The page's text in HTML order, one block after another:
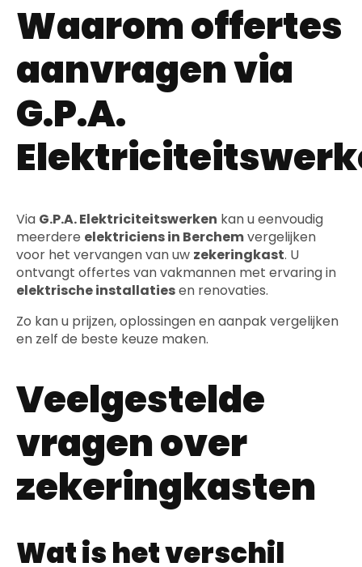
Waarom offertes
aanvragen via
G.P.A.
Via G.P.A. Elektriciteitswerken kan u eenvoudig
meerdere elektriciens in Berchemvergelijken
voor het vervangen van uw zekeringkast. U
ontvangt offertes van vakmannen met ervaring in
elektrische installatiesen renovaties.
Zo kan u prijzen, oplossingen en aanpak vergelijken
en zelf de beste keuze maken.
Veelgestelde
vragen over
zekeringkasten
Wat is het verschil